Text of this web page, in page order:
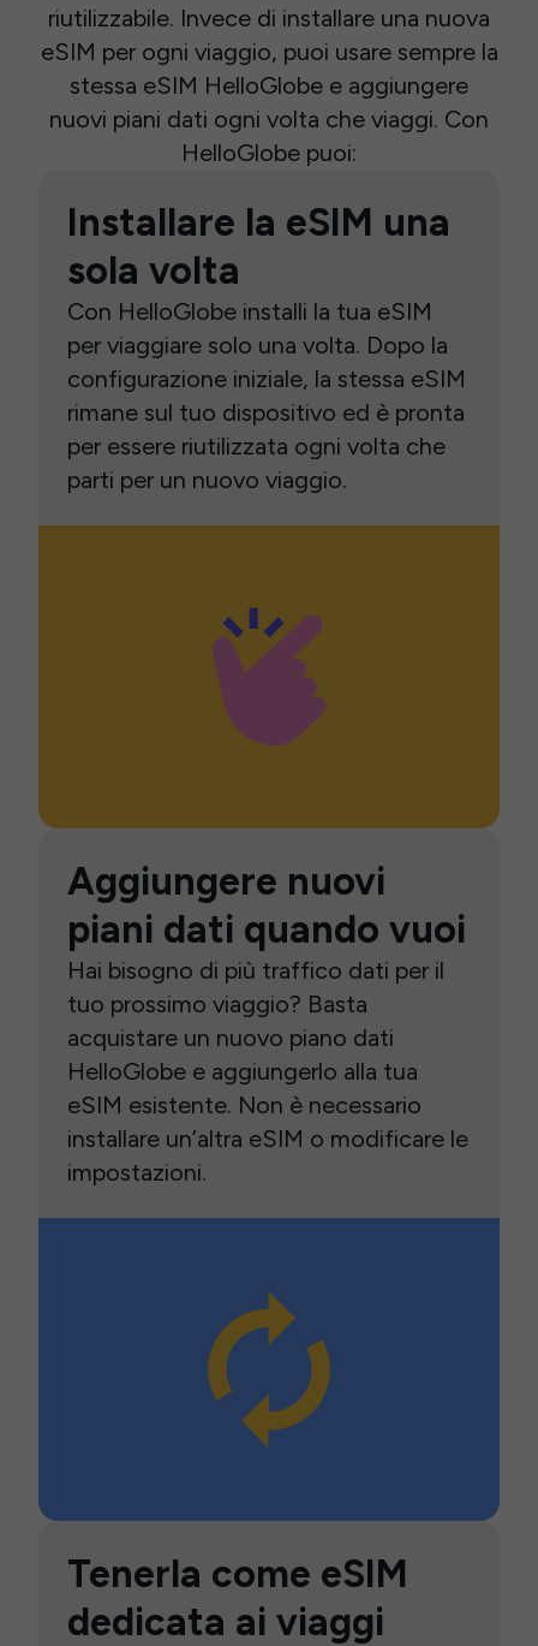
riutilizzabile. Invece di installare una nuova
eSIM per ogni viaggio, puoi usare sempre la
stessa eSIM HelloGlobe e aggiungere
nuovi piani dati ogni volta che viaggi. Con
HelloGlobe puoi:
Installare la eSIM una
sola volta
Con HelloGlobe installi la tua eSIM
per viaggiare solo una volta. Dopo la
configurazione iniziale, la stessa eSIM
rimane sul tuo dispositivo ed è pronta
per essere riutilizzata ogni volta che
parti per un nuovo viaggio.
Aggiungere nuovi
piani dati quando vuoi
Hai bisogno di più traffico dati per il
tuo prossimo viaggio? Basta
acquistare un nuovo piano dati
HelloGlobe e aggiungerlo alla tua
eSIM esistente. Non è necessario
installare un’altra eSIM o modificare le
impostazioni.
Tenerla come eSIM
dedicata ai viaggi